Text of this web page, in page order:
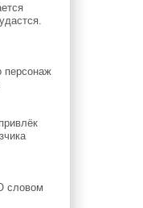
персонаж
словом